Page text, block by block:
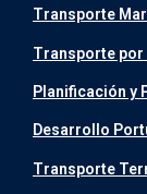
Transporte
Transporte por
Planificación y
Desarrollo
Transporte